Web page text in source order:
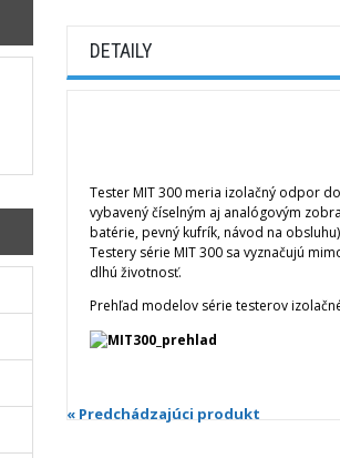
DETAILY
Tester MIT 300 meria izolačný odpor
vybavený číselným aj analógovým
batérie, pevný kufrík, návod na
Testery série MIT 300 sa vyznačujú
dlhú životnosť.
Prehľad modelov série testerov
« Predchádzajúci produkt